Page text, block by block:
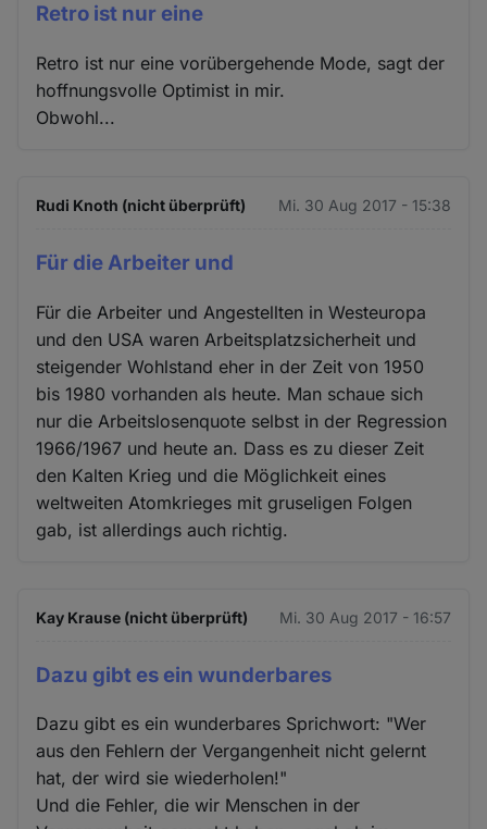
Retro ist nur eine
Retro ist nur eine vorübergehende Mode, sagt der
hoffnungsvolle Optimist in mir.
Obwohl...
Rudi Knoth (nicht überprüft) Mi. 30 Aug 2017 - 15:38
Für die Arbeiter und
Für die Arbeiter und Angestellten in Westeuropa
und den USA waren Arbeitsplatzsicherheit und
steigender Wohlstand eher in der Zeit von 1950
bis 1980 vorhanden als heute. Man schaue sich
nur die Arbeitslosenquote selbst in der Regression
1966/1967 und heute an. Dass es zu dieser Zeit
den Kalten Krieg und die Möglichkeit eines
weltweiten Atomkrieges mit gruseligen Folgen
gab, ist allerdings auch richtig.
Kay Krause (nicht überprüft) Mi. 30 Aug 2017 - 16:57
Dazu gibt es ein wunderbares
Dazu gibt es ein wunderbares Sprichwort: "Wer
aus den Fehlern der Vergangenheit nicht gelernt
hat, der wird sie wiederholen!"
Und die Fehler, die wir Menschen in der